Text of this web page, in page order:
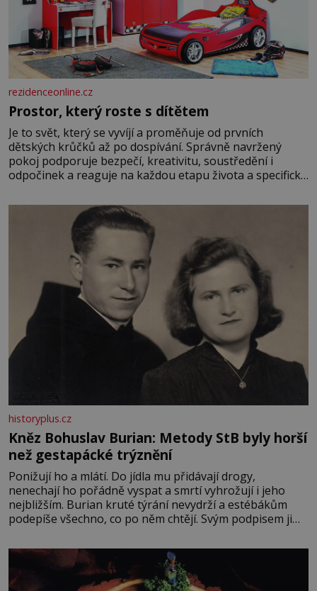
rezidenceonline.cz
Prostor, který roste s dítětem
Je to svět, který se vyvíjí a proměňuje od prvních
dětských krůčků až po dospívání. Správně navržený
pokoj podporuje bezpečí, kreativitu, soustředění i
odpočinek a reaguje na každou etapu života a specifické
měkkost a bezpečí, proto by pokoj miminka měl působit
především klidně a útulně. Předškolní věk je
historyplus.cz
Kněz Bohuslav Burian: Metody StB byly horší
než gestapácké trýznění
Ponižují ho a mlátí. Do jídla mu přidávají drogy,
nenechají ho pořádně vyspat a smrtí vyhrožují i jeho
nejbližším. Burian kruté týrání nevydrží a estébákům
podepíše všechno, co po něm chtějí. Svým podpisem jim
fyzický ani psychický nátlak. Syn brněnského řezníka
chce být knězem a